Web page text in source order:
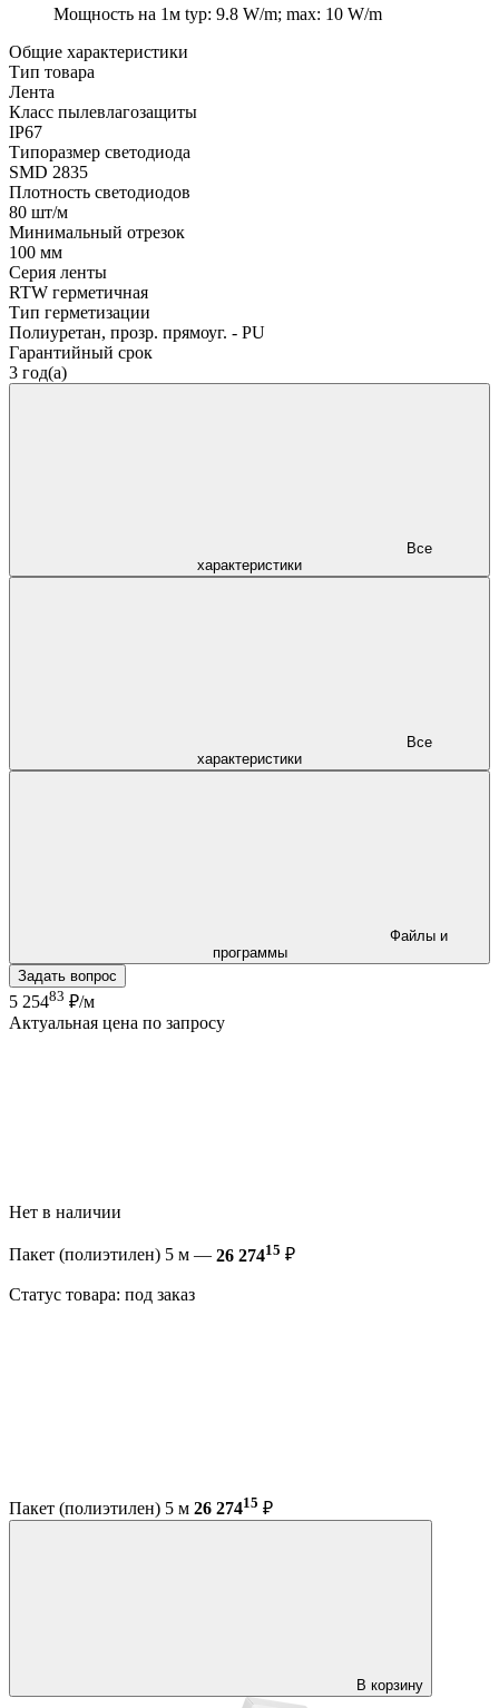
Мощность на 1м typ: 9.8 W/m; max: 10 W/m
Общие характеристики
Тип товара
Лента
Класс пылевлагозащиты
IP67
Типоразмер светодиода
SMD 2835
Плотность светодиодов
80 шт/м
Минимальный отрезок
100 мм
Серия ленты
RTW герметичная
Тип герметизации
Полиуретан, прозр. прямоуг. - PU
Гарантийный срок
3 год(а)
характеристики
характеристики
программы
Задать вопрос
5 25483 ₽/м
Актуальная цена по запросу
Нет в наличии
Пакет (полиэтилен) 5 м — 26 27415 ₽
Статус товара: под заказ
Пакет (полиэтилен) 5 м 26 27415 ₽
В корзину